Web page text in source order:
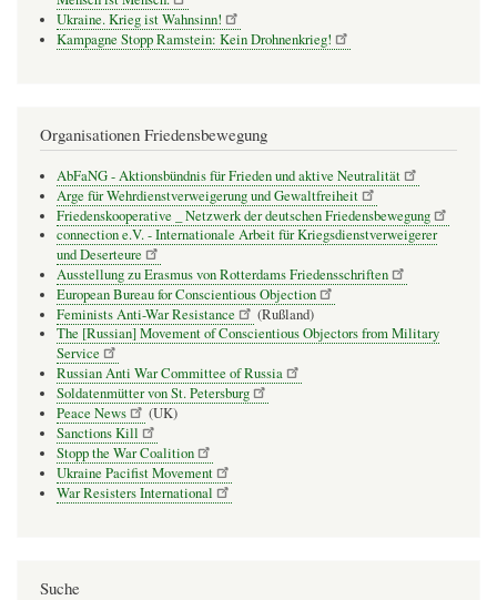
Ukraine. Krieg ist Wahnsinn!
Kampagne Stopp Ramstein: Kein Drohnenkrieg!
Organisationen Friedensbewegung
AbFaNG - Aktionsbündnis für Frieden und aktive Neutralität
Arge für Wehrdienstverweigerung und Gewaltfreiheit
Friedenskooperative _ Netzwerk der deutschen Friedensbewegung
connection e.V. - Inter­na­tio­nale Arbeit für Kriegs­dienst­ver­wei­gerer
und Deser­teure
Ausstellung zu Erasmus von Rotterdams Friedensschriften
European Bureau for Conscientious Objection
Feminists Anti-War Resistance
(Rußland)
The [Russian] Movement of Conscientious Objectors from Military
Service
Russian Anti War Committee of Russia
Soldatenmütter von St. Petersburg
Peace News
(UK)
Sanctions Kill
Stopp the War Coalition
Ukraine Pacifist Movement
War Resisters International
Suche